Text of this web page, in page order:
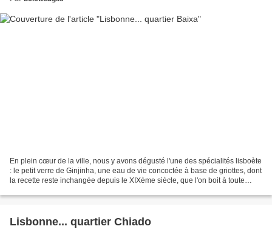
En plein cœur de la ville, nous y avons dégusté l'une des spécialités lisboète
: le petit verre de Ginjinha, une eau de vie concoctée à base de griottes, dont
la recette reste inchangée depuis le XIXème siècle, que l'on boit à toute
Lisbonne... quartier Chiado